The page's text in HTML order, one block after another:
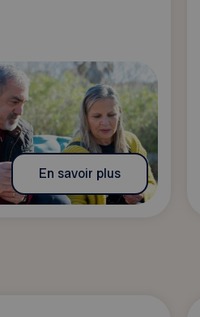
En savoir plus